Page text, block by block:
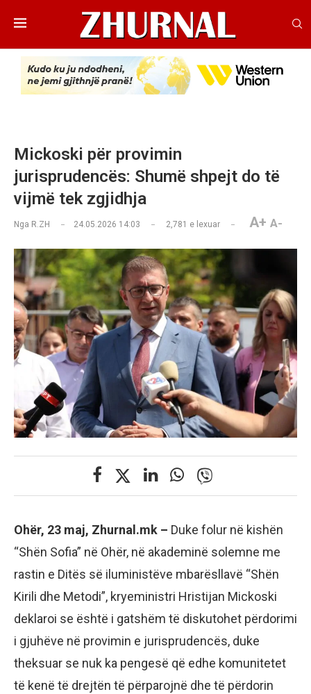
Mickoski për provimin
jurisprudencës: Shumë shpejt do të
vijmë tek zgjidhja
Nga R.ZH 24.05.2026 14:03 2,781 e lexuar A+ A-
Ohër, 23 maj, Zhurnal.mk – Duke folur në kishën
“Shën Sofia” në Ohër, në akademinë solemne me
rastin e Ditës së iluministëve mbarësllavë “Shën
Kirili dhe Metodi”, kryeministri Hristijan Mickoski
deklaroi se është i gatshëm të diskutohet përdorimi
i gjuhëve në provimin e jurisprudencës, duke
theksuar se nuk ka pengesë që edhe komunitetet
të kenë të drejtën të përparojnë dhe të përdorin